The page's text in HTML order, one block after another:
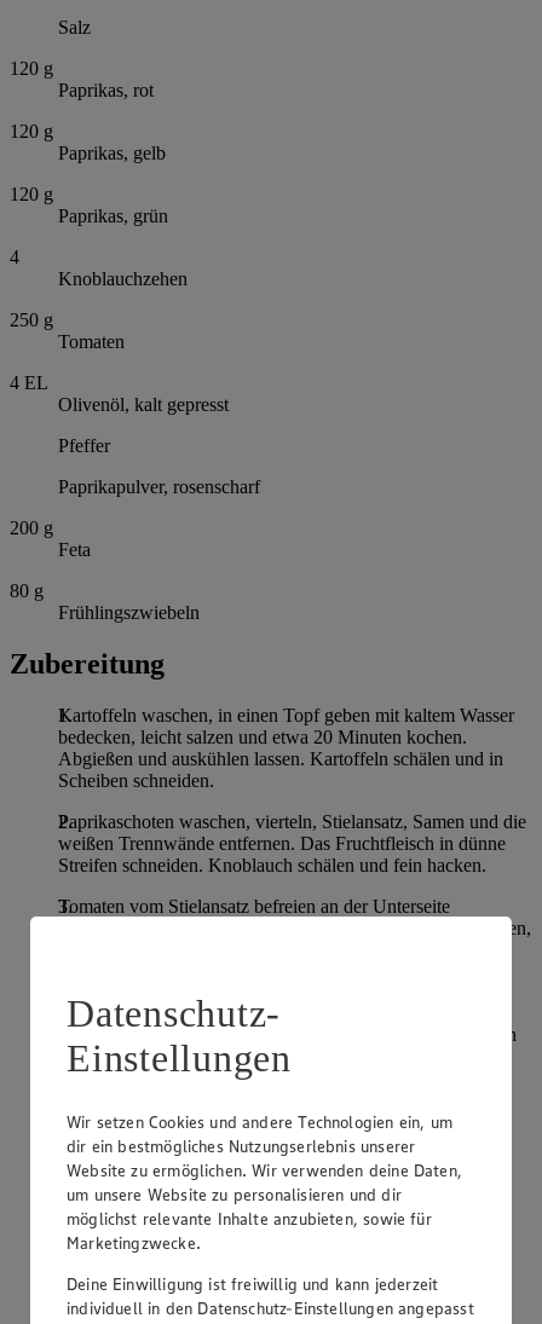
Salz
120 g
Paprikas, rot
120 g
Paprikas, gelb
120 g
Paprikas, grün
4
Knoblauchzehen
250 g
Tomaten
4 EL
Olivenöl, kalt gepresst
Pfeffer
Paprikapulver, rosenscharf
200 g
Feta
80 g
Frühlingszwiebeln
Zubereitung
Kartoffeln waschen, in einen Topf geben mit kaltem Wasser
bedecken, leicht salzen und etwa 20 Minuten kochen.
Abgießen und auskühlen lassen. Kartoffeln schälen und in
Scheiben schneiden.
Paprikaschoten waschen, vierteln, Stielansatz, Samen und die
weißen Trennwände entfernen. Das Fruchtfleisch in dünne
Streifen schneiden. Knoblauch schälen und fein hacken.
Tomaten vom Stielansatz befreien an der Unterseite
kreuzweise einschneiden. Kurz blanchieren, kalt abschrecken,
Öl in einer Pfanne erhitzen, Knoblauch kurz anbraten.
Kartoffelscheiben einlegen und unter mehrmaligem Wenden
golden braten. Paprikastreifen zufügen, 4-5 Minuten mit
braten. Tomatenwürfel zufügen, 2 Minuten mit garen, alles
Feta in kleine Würfel schneiden. Frühlingszwiebeln putzen
und in feine Ringe schneiden.
Feta und Frühlingszwiebeln vorsichtig unter die Kartoffeln
mischen.
servieren.
Datenschutz-
Einstellungen
Wir setzen Cookies und andere Technologien ein, um
dir ein bestmögliches Nutzungserlebnis unserer
Website zu ermöglichen. Wir verwenden deine Daten,
um unsere Website zu personalisieren und dir
möglichst relevante Inhalte anzubieten, sowie für
Marketingzwecke.
Deine Einwilligung ist freiwillig und kann jederzeit
individuell in den Datenschutz-Einstellungen angepasst